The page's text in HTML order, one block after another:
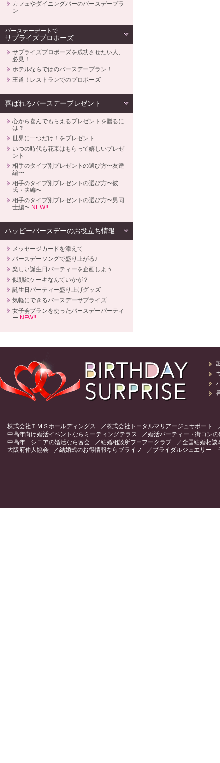
カフェやダイニングバーのバースデープラ
ン
バースデーデートで
サプライズプロポーズ
サプライズプロポーズを成功させたい人、
必見！
ホテルならではのバースデープラン！
王道！レストランでのプロポーズ
喜ばれるバースデープレゼント
心から喜んでもらえるプレゼントを贈るに
は？
世界に一つだけ！をプレゼント
いつの時代も花束はもらって嬉しいプレゼ
ント
相手のタイプ別プレゼントの選び方〜友達
編〜
相手のタイプ別プレゼントの選び方〜彼
氏・夫編〜
相手のタイプ別プレゼントの選び方〜男同
士編〜 NEW!!
ハッピーバースデーのお役立ち情報
メッセージカードを添えて
バースデーソングで盛り上がる♪
楽しい誕生日パーティーを企画しよう
似顔絵ケーキなんていかが？
誕生日パーティー盛り上げグッズ
気軽にできるバースデーサプライズ
女子会プランを使ったバースデーパーティ
ー NEW!!
株式会社ＴＭＳホールディングス
株式会社トータルマリアージュサポート
中高年向け婚活イベントならミーティングテラス
婚活パーティー・街コン
中高年・シニアの婚活なら茜会
結婚相談所フーフークラブ
全国結婚相談
大阪府仲人協会
結婚式のお得情報ならブライフ ブライダルジュエリー